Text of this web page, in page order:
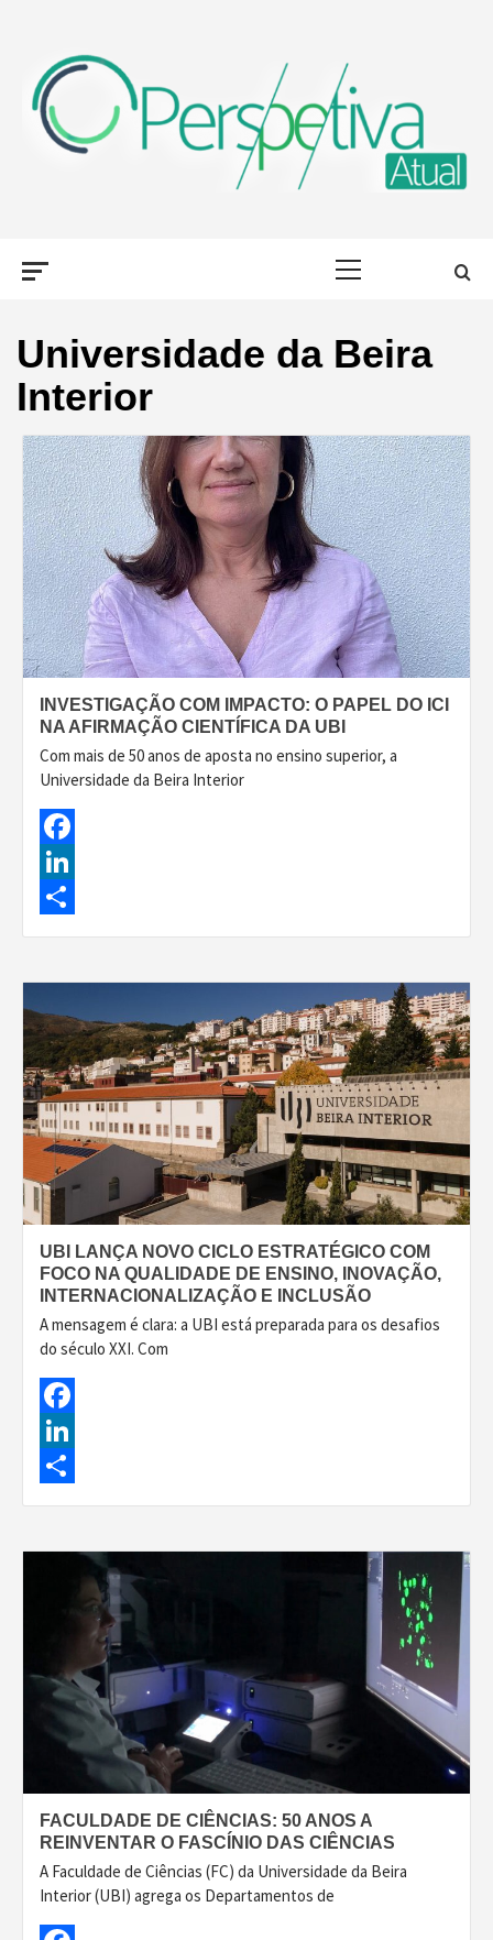
content
ATUAL
Universidade da Beira
Interior
INVESTIGAÇÃO COM IMPACTO: O PAPEL DO ICI
NA AFIRMAÇÃO CIENTÍFICA DA UBI
Com mais de 50 anos de aposta no ensino superior, a
Universidade da Beira Interior
Facebook
LinkedIn
Share
UBI LANÇA NOVO CICLO ESTRATÉGICO COM
FOCO NA QUALIDADE DE ENSINO, INOVAÇÃO,
INTERNACIONALIZAÇÃO E INCLUSÃO
A mensagem é clara: a UBI está preparada para os desafios
do século XXI. Com
Facebook
LinkedIn
Share
FACULDADE DE CIÊNCIAS: 50 ANOS A
REINVENTAR O FASCÍNIO DAS CIÊNCIAS
A Faculdade de Ciências (FC) da Universidade da Beira
Interior (UBI) agrega os Departamentos de